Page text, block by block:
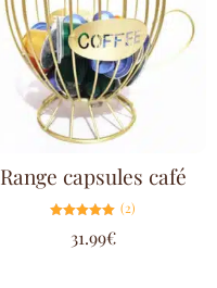
Range capsules café
5.00
sur 5
(2)
31.99€